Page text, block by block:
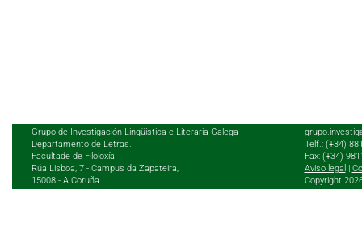
Grupo de Investigación Lingüística e Literaria Galega
Departamento de Letras.
Facultade de Filoloxía
Rúa Lisboa, 7 - Campus da Zapateira,
15008 - A Coruña
Telf.: (+34)
Fax: (+34)
Aviso legal
Copyright